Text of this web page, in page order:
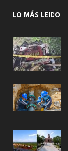
LO MÁS LEIDO